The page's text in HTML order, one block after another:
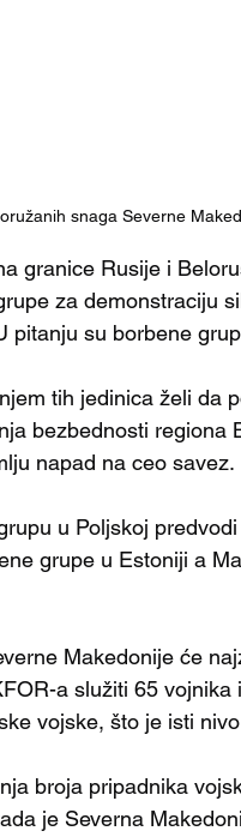
snaga Severne
granice Rusije i
za demonstraciju
pitanju su borbene
tih jedinica želi da
bezbednosti regiona
napad na ceo savez.
u Poljskoj
grupe u Estoniji a
Makedonije će
a služiti 65
vojske, što je isti
broja pripadnika
je Severna